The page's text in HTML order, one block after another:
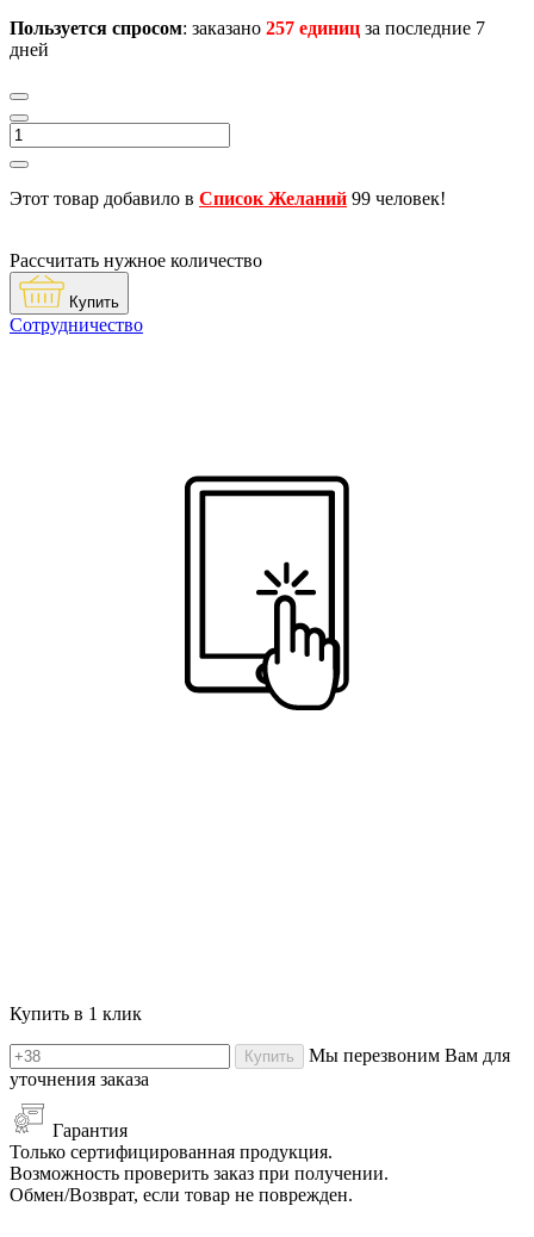
Пользуется спросом: заказано 257 единиц за последние 7
дней
Этот товар добавило в Список Желаний 99 человек!
Рассчитать нужное количество
Купить
Сотрудничество
Купить в 1 клик
Купить
Мы перезвоним Вам для
уточнения заказа
Гарантия
Только сертифицированная продукция.
Возможность проверить заказ при получении.
Обмен/Возврат, если товар не поврежден.